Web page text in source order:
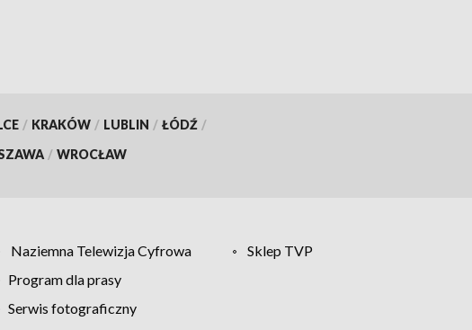
/ KRAKÓW / LUBLIN / ŁÓDŹ /
/ WROCŁAW
Naziemna Telewizja Cyfrowa
Sklep TVP
Program dla prasy
Serwis fotograficzny